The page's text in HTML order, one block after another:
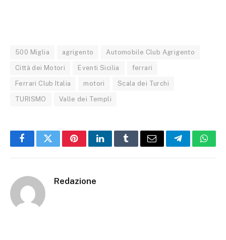
500 Miglia agrigento Automobile Club Agrigento
Città dei Motori Eventi Sicilia ferrari
Ferrari Club Italia motori Scala dei Turchi
TURISMO Valle dei Templi
FacebookTwitterPinterestLinkedInTumblrEmail Telegram
Redazione